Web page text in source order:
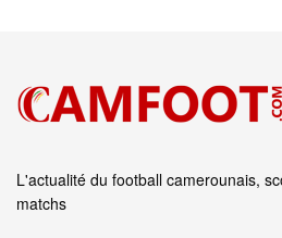
L'actualité du football camerounais,
matchs